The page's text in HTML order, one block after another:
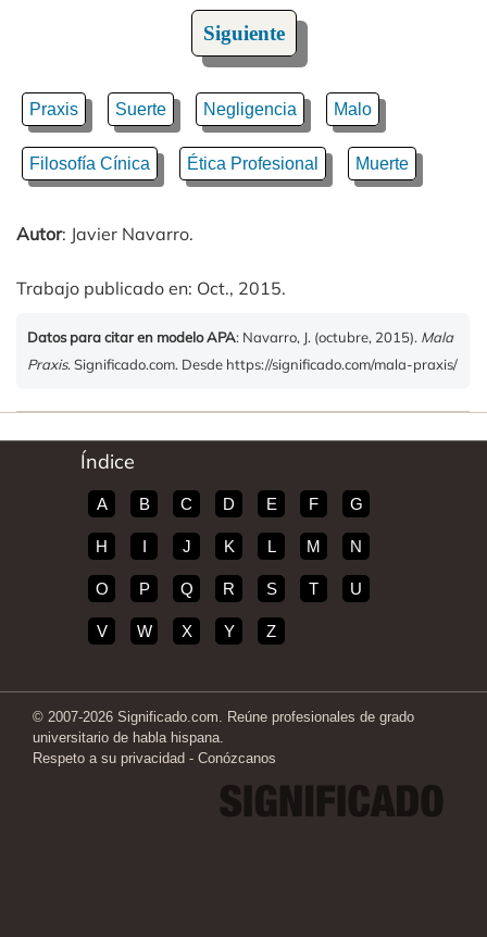
Siguiente
Praxis Suerte Negligencia Malo
Filosofía Cínica Ética Profesional Muerte
Autor: Javier Navarro.
Trabajo publicado en: Oct., 2015.
Datos para citar en modelo APA: Navarro, J. (octubre, 2015). Mala
Praxis. Significado.com. Desde https://significado.com/mala-praxis/
Índice
A B C D E F G
H I J K L M N
O P Q R S T U
V W X Y Z
© 2007-2026 Significado.com. Reúne profesionales de grado
universitario de habla hispana.
Respeto a su privacidad - Conózcanos